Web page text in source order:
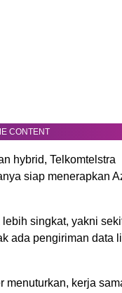
CONTENT
hybrid, Telkomtelstra
siap menerapkan
singkat, yakni
ada pengiriman data
menuturkan, kerja